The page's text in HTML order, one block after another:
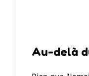
Au-delà